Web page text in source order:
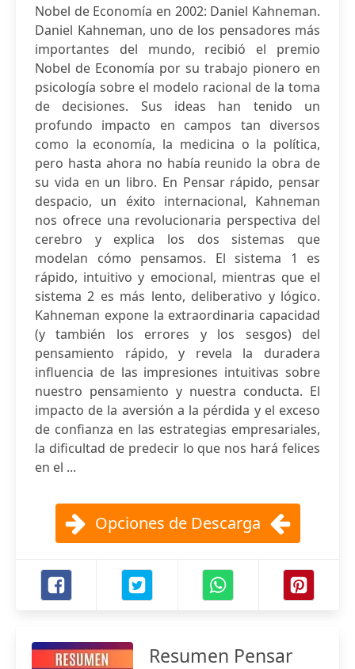
Nobel de Economía en 2002: Daniel Kahneman.
Daniel Kahneman, uno de los pensadores más
importantes del mundo, recibió el premio
Nobel de Economía por su trabajo pionero en
psicología sobre el modelo racional de la toma
de decisiones. Sus ideas han tenido un
profundo impacto en campos tan diversos
como la economía, la medicina o la política,
pero hasta ahora no había reunido la obra de
su vida en un libro. En Pensar rápido, pensar
despacio, un éxito internacional, Kahneman
nos ofrece una revolucionaria perspectiva del
cerebro y explica los dos sistemas que
modelan cómo pensamos. El sistema 1 es
rápido, intuitivo y emocional, mientras que el
sistema 2 es más lento, deliberativo y lógico.
Kahneman expone la extraordinaria capacidad
(y también los errores y los sesgos) del
pensamiento rápido, y revela la duradera
influencia de las impresiones intuitivas sobre
nuestro pensamiento y nuestra conducta. El
impacto de la aversión a la pérdida y el exceso
de confianza en las estrategias empresariales,
la dificultad de predecir lo que nos hará felices
en el ...
Opciones de Descarga
Resumen Pensar